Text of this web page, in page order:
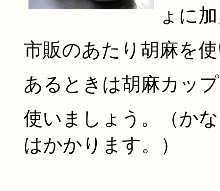
ょに
市販のあたり胡麻を
あるときは胡麻カッ
使いましょう。（か
はかかります。）